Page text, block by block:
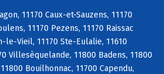
11170 Caux-et-Sauzens, 11170
11170 Pezens, 11170 Raissac
le-Vieil, 11170 Ste-Eulalie, 11610
Villesèquelande, 11800 Badens, 11800
Bouilhonnac, 11700 Capendu,